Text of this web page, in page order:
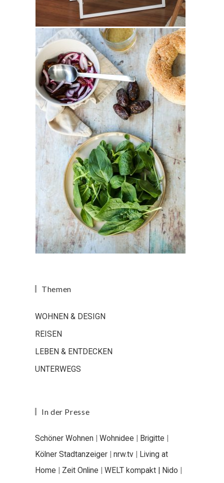
Themen
WOHNEN & DESIGN
REISEN
LEBEN & ENTDECKEN
UNTERWEGS
In der Presse
Schöner Wohnen | Wohnidee | Brigitte |
Kölner Stadtanzeiger | nrw.tv | Living at
Home | Zeit Online | WELT kompakt | Nido |